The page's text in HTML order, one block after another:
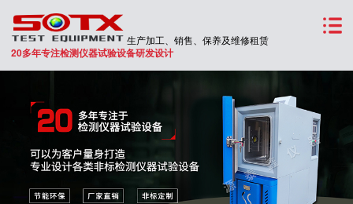
生产加工、销售、保养及维修租赁
20多年专注检测仪器试验设备研发设计